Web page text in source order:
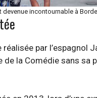
devenue incontournable à
par
de la Comédie sans